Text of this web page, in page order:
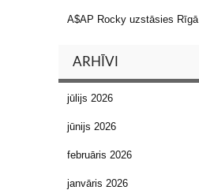
A$AP Rocky uzstāsies Rīgā
ARHĪVI
jūlijs 2026
jūnijs 2026
februāris 2026
janvāris 2026